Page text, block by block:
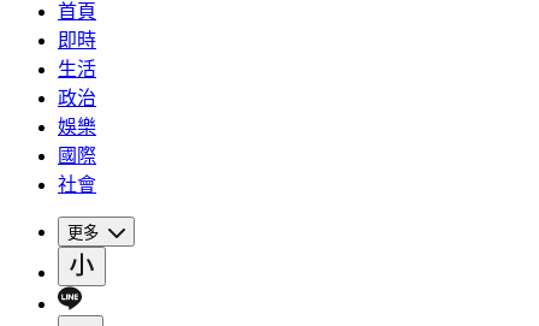
首頁
即時
生活
政治
娛樂
國際
社會
更多